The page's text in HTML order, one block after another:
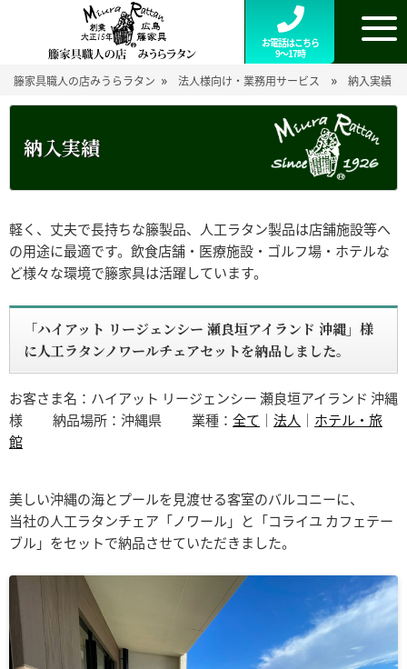
お電話はこちら
9～17時
籐家具職人の店みうらラタン » 法人様向け・業務用サービス » 納入実績
納入実績
軽く、丈夫で長持ちな籐製品、人工ラタン製品は店舗施設等へ
の用途に最適です。飲食店舗・医療施設・ゴルフ場・ホテルな
ど様々な環境で籐家具は活躍しています。
「ハイアット リージェンシー 瀬良垣アイランド 沖縄」様
に人工ラタンノワールチェアセットを納品しました。
お客さま名：ハイアット リージェンシー 瀬良垣アイランド 沖縄
様
納品場所：沖縄県 業種： 全て ｜ 法人 ｜ ホテル・旅
館
美しい沖縄の海とプールを見渡せる客室のバルコニーに、
当社の人工ラタンチェア「ノワール」と「コライユ カフェテー
ブル」をセットで納品させていただきました。